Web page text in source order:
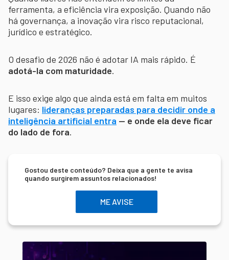
ferramenta, a eficiência vira exposição. Quando não
há governança, a inovação vira risco reputacional,
jurídico e estratégico.
O desafio de 2026 não é adotar IA mais rápido. É
adotá-la com maturidade.
E isso exige algo que ainda está em falta em muitos
lugares: lideranças preparadas para decidir onde a
inteligência artificial entra — e onde ela deve ficar
do lado de fora.
Gostou deste conteúdo? Deixa que a gente te avisa
quando surgirem assuntos relacionados!
ME AVISE